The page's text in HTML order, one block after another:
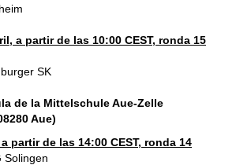
a partir de las 10:00 CEST, ronda 15
SK
de la Mittelschule Aue-Zelle
Aue)
partir de las 14:00 CEST, ronda 14
Solingen